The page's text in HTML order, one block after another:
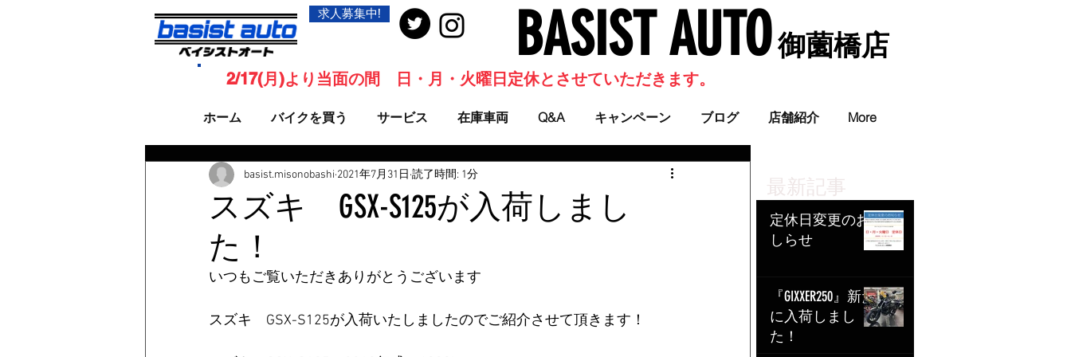
求人募集中! BASIST AUTO​ 御薗橋店
ホーム バイクを買う サービス 在庫車両 Q&A キャンペーン ブログ 店舗紹介 More
2/17(月)より当面の間 日・月・火曜日定休とさせていただきます。
最新記事
定休日変更のお
しらせ
『GIXXER250』新た
に入荷しまし
た！
スズキ GSX-S125が入荷しまし
た！
basist.misonobashi 2021年7月31日 読了時間: 1分
いつもご覧いただきありがとうございます
スズキ　GSX-S125が入荷いたしましたのでご紹介させて頂きます！